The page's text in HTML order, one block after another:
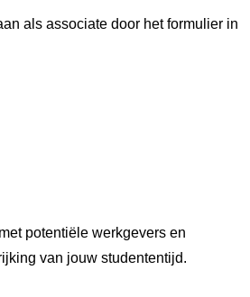
als associate door het formulier in
potentiële werkgevers en
van jouw studententijd.